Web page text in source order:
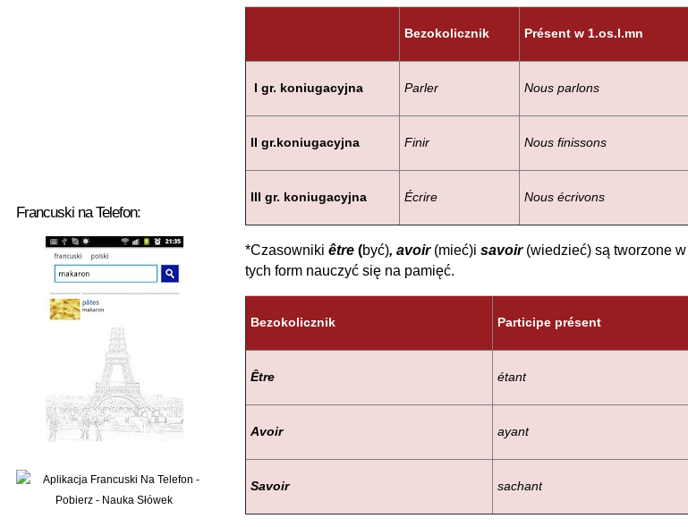
Francuski na Telefon:
Bezokolicznik Présent w 1.os.l.mn
I gr. koniugacyjna Parler Nous parlons
II gr.koniugacyjna Finir Nous finissons
III gr. koniugacyjna Écrire Nous écrivons
*Czasowniki être(być), avoir(mieć)i savoir(wiedzieć) są tworzone
tych form nauczyć się na pamięć.
Bezokolicznik Participe présent
Être étant
Avoir ayant
Savoir sachant